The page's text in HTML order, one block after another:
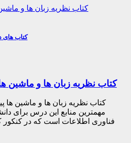
کتاب های
کتاب نظریه زبان ها و ماشین
کتاب نظریه زبان ها و ماشین ها
مهمترین منابع این درس برای
فناوری اطلاعات است که در کنکور